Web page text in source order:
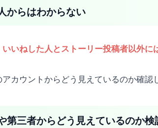
からはわからない
いねした人とストーリー投稿者以外に
カウントからどう見えているのか確認
第三者からどう見えているのか検